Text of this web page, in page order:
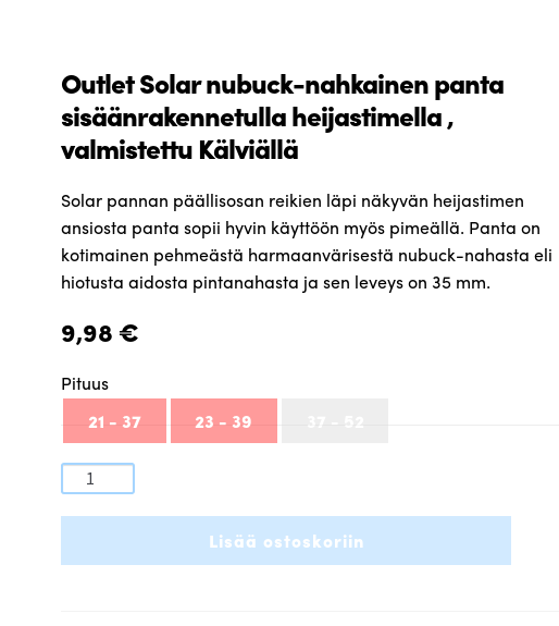
Outlet Solar nubuck-nahkainen panta
sisäänrakennetulla heijastimella ,
valmistettu Kälviällä
Solar pannan päällisosan reikien läpi näkyvän heijastimen
ansiosta panta sopii hyvin käyttöön myös pimeällä. Panta on
kotimainen pehmeästä harmaanvärisestä nubuck-nahasta eli
hiotusta aidosta pintanahasta ja sen leveys on 35 mm.
9,98 €
Pituus
21 - 37
23 - 39 37 - 52
Outlet
Solar
Lisää ostoskoriin